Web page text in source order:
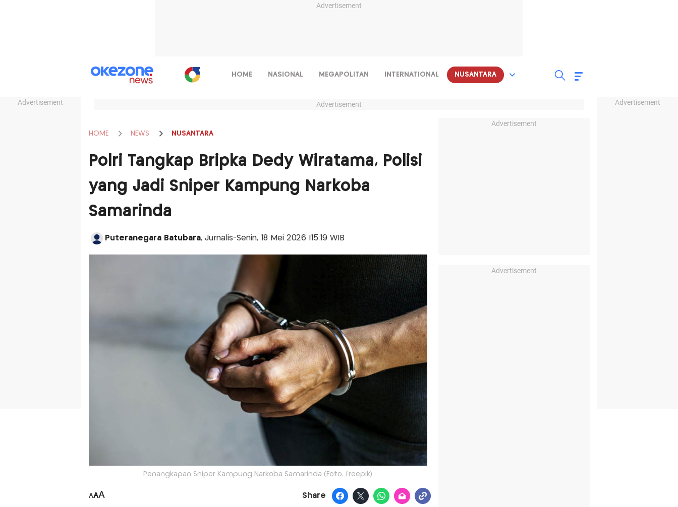
Advertisement
Advertisement Advertisement
HOME NASIONAL MEGAPOLITAN INTERNATIONAL NUSANTARA
Advertisement
HOME NEWS NUSANTARA
Polri Tangkap Bripka Dedy Wiratama, Polisi
yang Jadi Sniper Kampung Narkoba
Samarinda
Puteranegara Batubara, Jurnalis-Senin, 18 Mei 2026 |15:19 WIB
Penangkapan Sniper Kampung Narkoba Samarinda (Foto: freepik)
AAA Share
Advertisement
Advertisement